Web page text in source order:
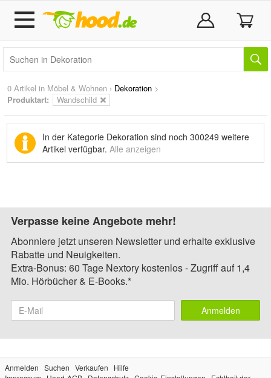
0 Artikel in Möbel & Wohnen › Dekoration >
Produktart:
Wandschild
In der Kategorie Dekoration sind noch 300249 weitere
Artikel verfügbar. Alle anzeigen
Verpasse keine Angebote mehr!
Abonniere jetzt unseren Newsletter und erhalte exklusive
Rabatte und Neuigkeiten.
Extra-Bonus: 60 Tage Nextory kostenlos - Zugriff auf 1,4
Mio. Hörbücher & E-Books.*
Anmelden
Anmelden Suchen Verkaufen
Hilfe